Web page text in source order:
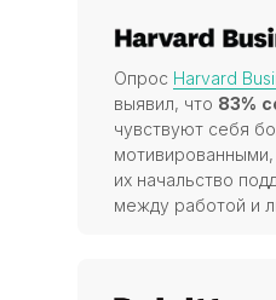
Опрос Harvard
выявил, что 83%
чувствуют себя
мотивированными,
их начальство
между работой и